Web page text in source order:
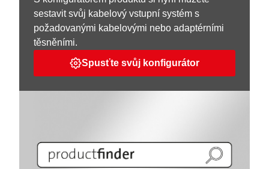
sestavit svůj kabelový vstupní systém s
požadovanými kabelovými nebo adaptérními
těsněními.
Spusťte svůj konfigurátor